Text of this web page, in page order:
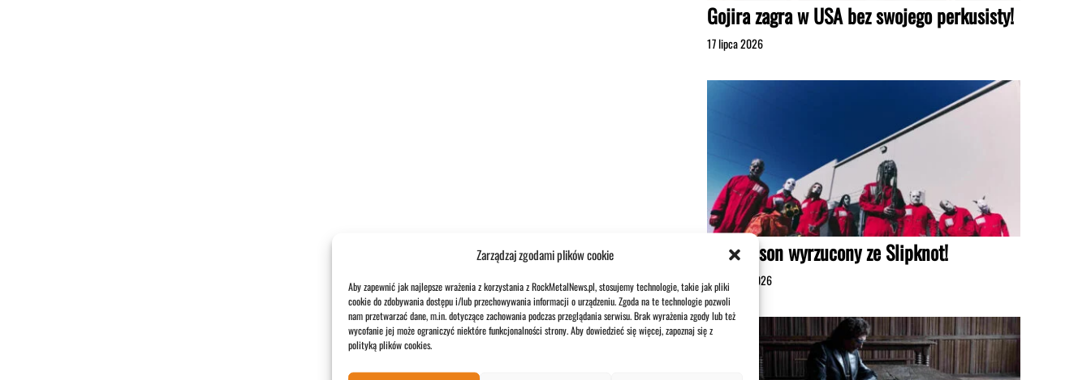
Zarządzaj zgodami plików cookie
Aby zapewnić jak najlepsze wrażenia z korzystania z RockMetalNews.pl, stosujemy technologie, takie jak pliki
cookie do zdobywania dostępu i/lub przechowywania informacji o urządzeniu. Zgoda na te technologie pozwoli
nam przetwarzać dane, m.in. dotyczące zachowania podczas przeglądania serwisu. Brak wyrażenia zgody lub też
wycofanie jej może ograniczyć niektóre funkcjonalności strony. Aby dowiedzieć się więcej, zapoznaj się z
polityką plików cookies.
Gojira zagra w USA bez swojego perkusisty!
17 lipca 2026
Sid Wilson wyrzucony ze Slipknot!
1 sierpnia 2026